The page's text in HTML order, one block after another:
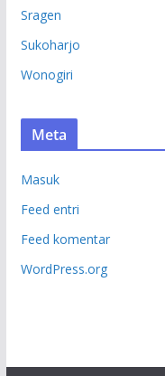
Sragen
Sukoharjo
Wonogiri
Meta
Masuk
Feed entri
Feed komentar
WordPress.org